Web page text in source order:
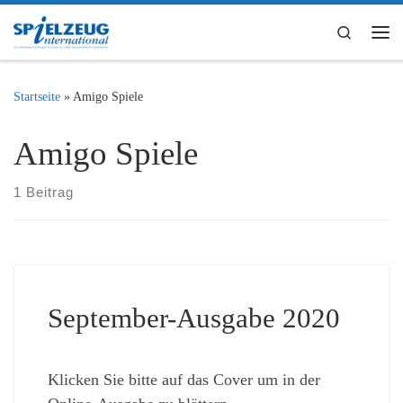
Zum Inhalt springen
Search
Startseite » Amigo Spiele
Amigo Spiele
1 Beitrag
September-Ausgabe 2020
Klicken Sie bitte auf das Cover um in der